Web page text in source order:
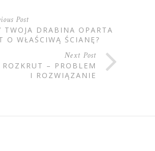
Post
TWOJA DRABINA OPARTA
O WŁAŚCIWĄ ŚCIANĘ?
Next Post
ROZKRUT – PROBLEM
I ROZWIĄZANIE